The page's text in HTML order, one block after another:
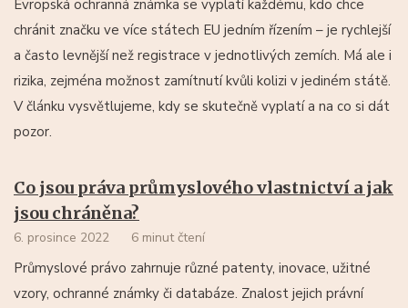
Evropská ochranná známka se vyplatí každému, kdo chce
chránit značku ve více státech EU jedním řízením – je rychlejší
a často levnější než registrace v jednotlivých zemích. Má ale i
rizika, zejména možnost zamítnutí kvůli kolizi v jediném státě.
V článku vysvětlujeme, kdy se skutečně vyplatí a na co si dát
pozor.
Co jsou práva průmyslového vlastnictví a jak
jsou chráněna?
6. prosince 2022 6 minut čtení
Průmyslové právo zahrnuje různé patenty, inovace, užitné
vzory, ochranné známky či databáze. Znalost jejich právní